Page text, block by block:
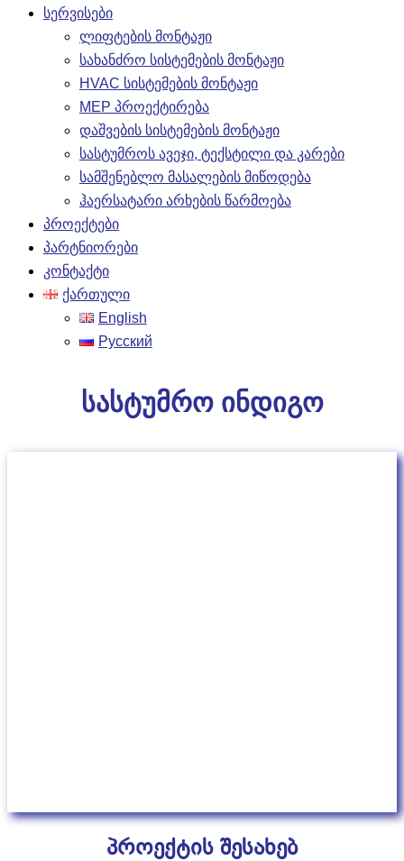
სერვისები
ლიფტების მონტაჟი
სახანძრო სისტემების მონტაჟი
HVAC სისტემების მონტაჟი
MEP პროექტირება
დაშვების სისტემების მონტაჟი
სასტუმროს ავეჯი, ტექსტილი და კარები
სამშენებლო მასალების მიწოდება
ჰაერსატარი არხების წარმოება
პროექტები
პარტნიორები
კონტაქტი
ქართული
English
Русский
სასტუმრო ინდიგო
პროექტის შესახებ